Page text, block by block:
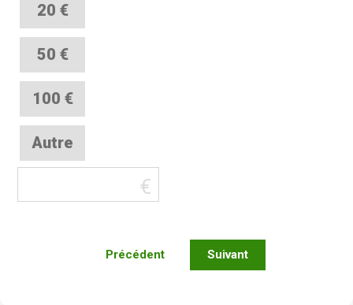
20 €
50 €
100 €
Autre
Précédent